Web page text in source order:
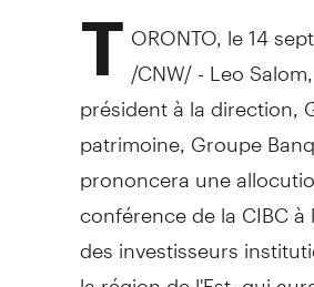
T ORONTO , le14
/CNW/ -Leo Salom
président à la direction,
patrimoine, Groupe
prononcera une
conférence de la CIBC
des investisseurs
la région de l'Est, qui